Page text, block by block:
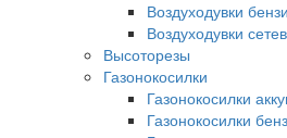
Воздуходувки
Воздуходувки
Высоторезы
Газонокосилки
Газонокосилки
Газонокосилки